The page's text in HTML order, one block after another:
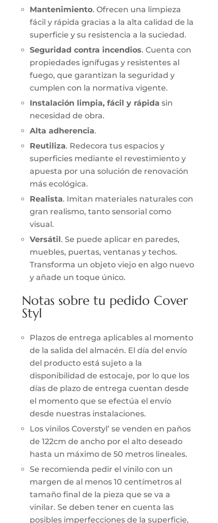
Mantenimiento. Ofrecen una limpieza
fácil y rápida gracias a la alta calidad de la
superficie y su resistencia a la suciedad.
Seguridad contra incendios. Cuenta con
propiedades ignífugas y resistentes al
fuego, que garantizan la seguridad y
cumplen con la normativa vigente.
Instalación limpia, fácil y rápida sin
necesidad de obra.
Alta adherencia.
Reutiliza. Redecora tus espacios y
superficies mediante el revestimiento y
apuesta por una solución de renovación
más ecológica.
Realista. Imitan materiales naturales con
gran realismo, tanto sensorial como
visual.
Versátil . Se puede aplicar en paredes,
muebles, puertas, ventanas y techos.
Transforma un objeto viejo en algo nuevo
y añade un toque único.
Notas sobre tu pedido Cover
Styl
Plazos de entrega aplicables al momento
de la salida del almacén. El día del envío
del producto está sujeto a la
disponibilidad de estocaje, por lo que los
días de plazo de entrega cuentan desde
el momento que se efectúa el envío
desde nuestras instalaciones.
Los vinilos Coverstyl’ se venden en paños
de 122cm de ancho por el alto deseado
hasta un máximo de 50 metros lineales.
Se recomienda pedir el vinilo con un
margen de al menos 10 centímetros al
tamaño final de la pieza que se va a
vinilar. Se deben tener en cuenta las
posibles imperfecciones de la superficie,